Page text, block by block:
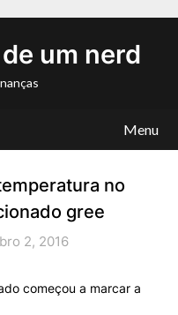
um nerd
Menu
no
gree
2, 2016
começou a marcar a